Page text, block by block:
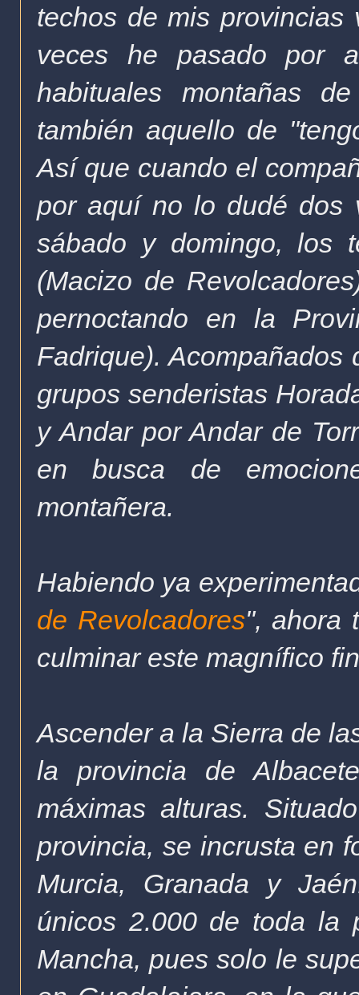
techos de mis provincias
veces he pasado por
habituales montañas
también aquello de
Así que cuando el
por aquí no lo dudé dos
sábado y domingo, los
(Macizo de
pernoctando en la
Fadrique). Acompañados
grupos senderistas
y Andar por Andar de
en busca de
montañera.
Habiendo ya
de Revolcadores", ahora
culminar este magnífico
Ascender a la Sierra de
la provincia de
máximas alturas.
provincia, se incrusta en
Murcia, Granada y
únicos 2.000 de toda la
Mancha, pues solo le